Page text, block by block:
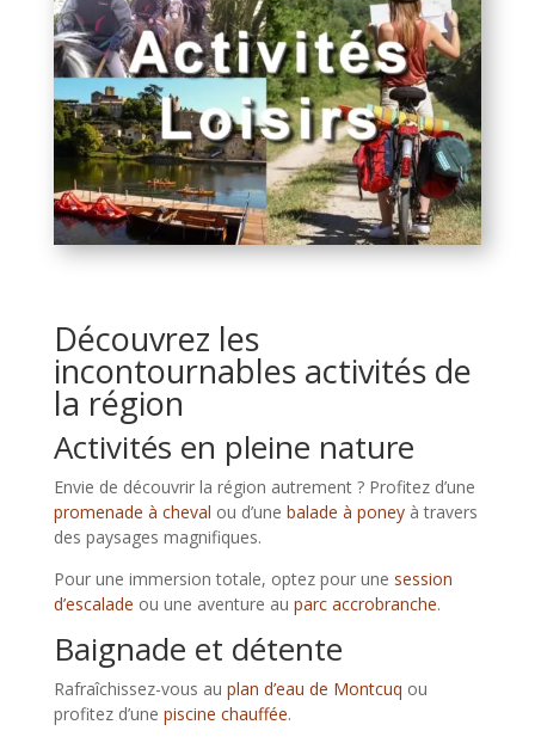
Découvrez les
incontournables activités de
la région
Activités en pleine nature
Envie de découvrir la région autrement ? Profitez d’une
promenade à cheval ou d’une balade à poneyà travers
des paysages magnifiques.
Pour une immersion totale, optez pour une session
d’escalade ou une aventure au parc accrobranche.
Baignade et détente
Rafraîchissez-vous au plan d’eau de Montcuq ou
profitez d’une piscine chauffée.